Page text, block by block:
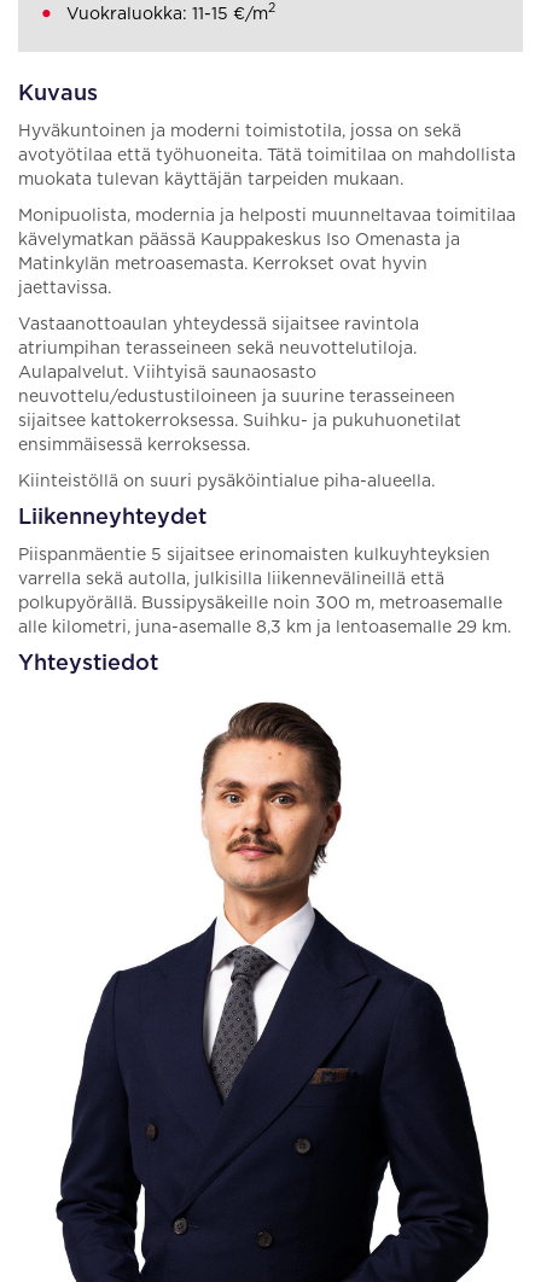
Kuvaus
Hyväkuntoinen ja moderni toimistotila, jossa on sekä
avotyötilaa että työhuoneita. Tätä toimitilaa on mahdollista
muokata tulevan käyttäjän tarpeiden mukaan.
Monipuolista, modernia ja helposti muunneltavaa toimitilaa
kävelymatkan päässä Kauppakeskus Iso Omenasta ja
Matinkylän metroasemasta. Kerrokset ovat hyvin
jaettavissa.
Vastaanottoaulan yhteydessä sijaitsee ravintola
atriumpihan terasseineen sekä neuvottelutiloja.
Aulapalvelut. Viihtyisä saunaosasto
neuvottelu/edustustiloineen ja suurine terasseineen
sijaitsee kattokerroksessa. Suihku- ja pukuhuonetilat
ensimmäisessä kerroksessa.
Kiinteistöllä on suuri pysäköintialue piha-alueella.
Liikenneyhteydet
Piispanmäentie 5 sijaitsee erinomaisten kulkuyhteyksien
varrella sekä autolla, julkisilla liikennevälineillä että
polkupyörällä. Bussipysäkeille noin 300 m, metroasemalle
alle kilometri, juna-asemalle 8,3 km ja lentoasemalle 29 km.
Yhteystiedot
Vuokraluokka: 11-15 €/m2